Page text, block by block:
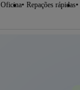
Oficina Repações rápidas